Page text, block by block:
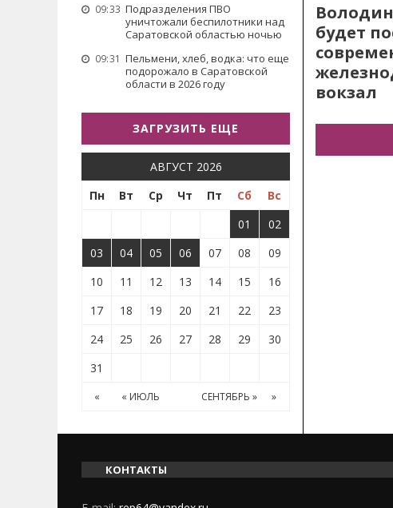
09:33 Подразделения ПВО
уничтожали беспилотники над
Саратовской областью ночью
09:31 Пельмени, хлеб, водка: что еще
подорожало в Саратовской
области в 2026 году
ЗАГРУЗИТЬ ЕЩЕ
АВГУСТ 2026
Пн
Вт Ср Чт Пт Сб
Вс
01
02
03
04 05 06 07 08
09
10
11 12 13 14 15
16
17
18 19 20 21 22
23
24
25 26 27 28 29
30
31
« « ИЮЛЬ СЕНТЯБРЬ » »
будет
вокзал
КОНТАКТЫ